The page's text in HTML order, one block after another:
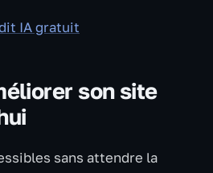
IA gratuit
son site
sans attendre la